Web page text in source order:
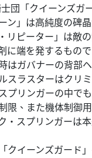
団「クイーンズガ
ン」は高純度の碑
リピーター」は敵
に端を発するもの
はガバナーの背部
スラスターはクリ
プリンガーの中で
限、また機体制御
・スプリンガーは
クイーンズガード